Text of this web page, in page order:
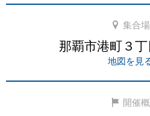
集合
那覇市港町３
地図を見
開催